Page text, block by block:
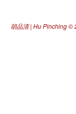
胡品清 | Hu Pinching©